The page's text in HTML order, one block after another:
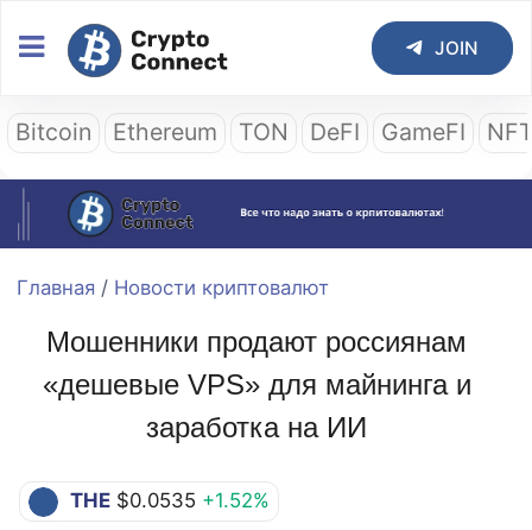
JOIN
Bitcoin Ethereum TON DeFI GameFI
Главная / Новости криптовалют
Мошенники продают россиянам
«дешевые VPS» для майнинга и
заработка на ИИ
THE $0.0535 +1.52%